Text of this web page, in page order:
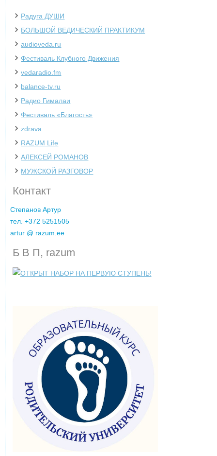
Радуга ДУШИ
БОЛЬШОЙ ВЕДИЧЕСКИЙ ПРАКТИКУМ
audioveda.ru
Фестиваль Клубного Движения
vedaradio.fm
balance-tv.ru
Радио Гималаи
Фестиваль «Благость»
zdrava
‌RAZUM Life
АЛЕКСЕЙ РОМАНОВ
МУЖСКОЙ РАЗГОВОР
Контакт
Cтепанов Артур
тел. +372 5251505
artur @ razum.ee
Б В П, razum